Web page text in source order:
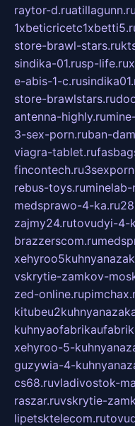
raytor-d.ruatillagunn.ru
store-brawl-stars.ru
sindika-01.rusp-life.ru
e-abis-1-c.ru
store-brawlstars.ru
antenna-highly.ru
3-sex-porn.ruban-
viagra-tablet.ru
fincontech.ru
rebus-toys.ruminelab-
medsprawo-4-ka.ru
zajmy24.rutovudyi-4-
brazzerscom.ru
vskrytie-zamkov-
zed-online.ru
xehyroo-5-
guzywia-4-
cs68.ruvladivostok-
raszar.ruvskrytie-
lipetsktelecom.ru